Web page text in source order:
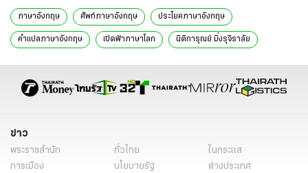
ภาษาอังกฤษ ศัพท์ภาษาอังกฤษ ประโยคภาษาอังกฤษ
คำแปลภาษาอังกฤษ เปิดฟ้าภาษาโลก นิติการุณย์ มิ่งรุจิราลัย
ข่าว
พระราชสำนัก ทั่วไทย
ในกระแส
การเมือง
นโยบายรัฐ
ต่างประเทศ